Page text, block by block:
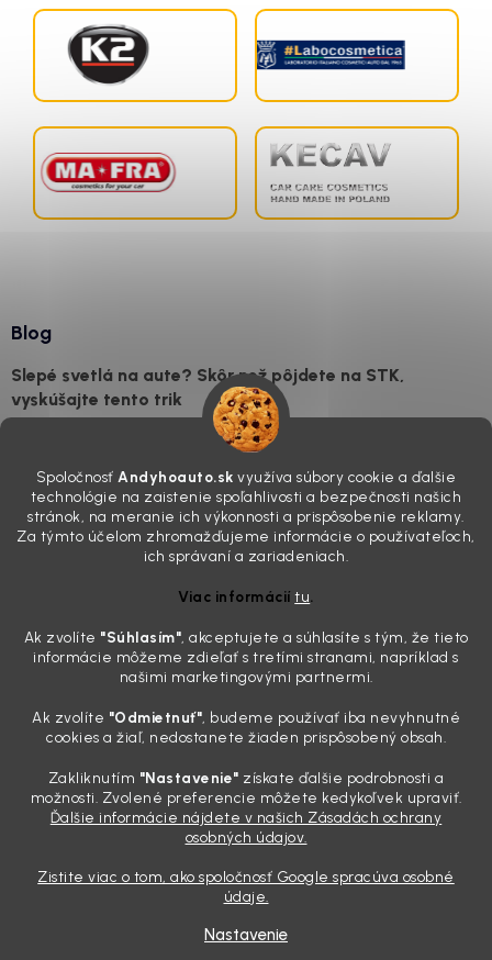
Spoločnosť Andyhoauto.sk využíva súbory cookie a ďalšie
technológie na zaistenie spoľahlivosti a bezpečnosti našich
stránok, na meranie ich výkonnosti a prispôsobenie reklamy.
Za týmto účelom zhromažďujeme informácie o používateľoch,
ich správaní a zariadeniach.
Viac informáciítu.
Ak zvolíte "Súhlasím", akceptujete a súhlasíte s tým, že tieto
informácie môžeme zdieľať s tretími stranami, napríklad s
našimi marketingovými partnermi.
Ak zvolíte "Odmietnuť", budeme používať iba nevyhnutné
cookies a žiaľ, nedostanete žiaden prispôsobený obsah.
Zakliknutím "Nastavenie" získate ďalšie podrobnosti a
možnosti. Zvolené preferencie môžete kedykoľvek upraviť.
Ďalšie informácie nájdete v našich Zásadách ochrany
osobných údajov.
Zistite viac o tom, ako spoločnosť Google spracúva osobné
údaje.
Nastavenie
Blog
Slepé svetlá na aute? Skôr než pôjdete na STK,
vyskúšajte tento trik
skutočnosti je? Často za to môžu práve „slepé“ svetlomety. Ten
mliečny, drsný povrch nie je len estetická vada. Keď slnko a soľ urobia
svoje, plexisklo začne svetlo rozptyľovať namiesto to...
Zabudnite na handru. Ak chcete mať auto naozaj čisté,
Poznáte ten moment. Vonku svieti slnko, vy sedíte v čerstvo
„upratanom“ aute, no pri pohľade na palubnú dosku vás ide poraziť. V
mriežkach ventilácie, okolo tlačidiel a v švíkoch sedačiek na vás stále
drzo pozerá prach. Handra ani vysávač tam jednodu...
Detailing nemusí stáť výplatu: 5 kúskov autokozmetiky,
31.7.2026
Sobotné ráno, káva v ruke a pred vami zaprášená kapota. Pre
niekoho nuda, pre nás najlepší relax. Lenže keď si v košíku spočítate
pokaziť náladu. Dobrá správa je, že aj profi výbava ...